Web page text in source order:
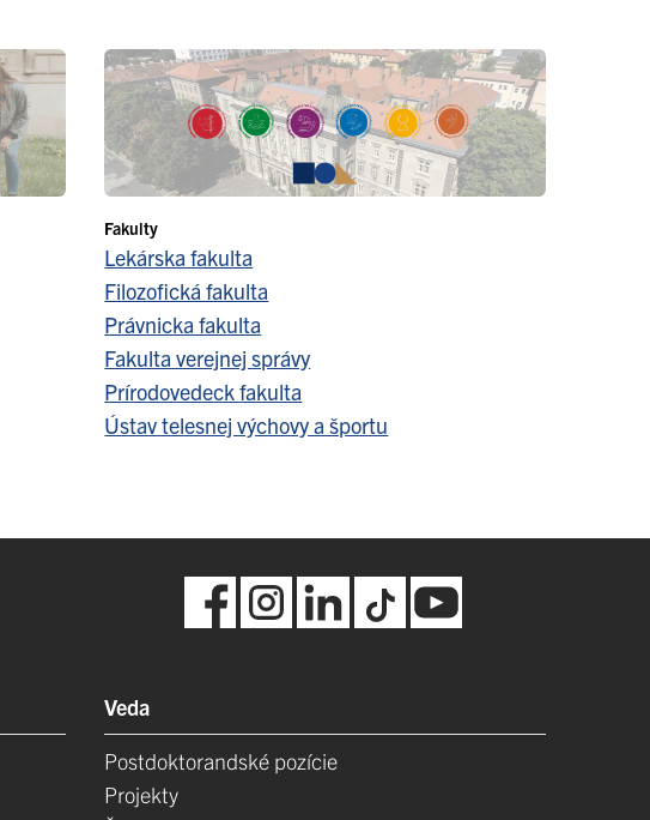
Fakulty
Lekárska fakulta
Filozofická fakulta
Právnicka fakulta
Fakulta verejnej správy
Prírodovedeck fakulta
Ústav telesnej výchovy a športu
Veda
Postdoktorandské pozície
Projekty